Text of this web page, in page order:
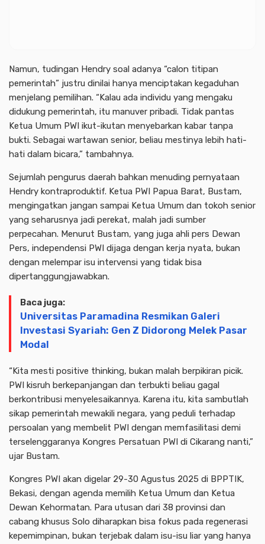
Namun, tudingan Hendry soal adanya “calon titipan
pemerintah” justru dinilai hanya menciptakan kegaduhan
menjelang pemilihan. “Kalau ada individu yang mengaku
didukung pemerintah, itu manuver pribadi. Tidak pantas
Ketua Umum PWI ikut-ikutan menyebarkan kabar tanpa
bukti. Sebagai wartawan senior, beliau mestinya lebih hati-
hati dalam bicara,” tambahnya.
Sejumlah pengurus daerah bahkan menuding pernyataan
Hendry kontraproduktif. Ketua PWI Papua Barat, Bustam,
mengingatkan jangan sampai Ketua Umum dan tokoh senior
yang seharusnya jadi perekat, malah jadi sumber
perpecahan. Menurut Bustam, yang juga ahli pers Dewan
Pers, independensi PWI dijaga dengan kerja nyata, bukan
dengan melempar isu intervensi yang tidak bisa
dipertanggungjawabkan.
Baca juga:
Universitas Paramadina Resmikan Galeri
Investasi Syariah: Gen Z Didorong Melek Pasar
Modal
“Kita mesti positive thinking, bukan malah berpikiran picik.
PWI kisruh berkepanjangan dan terbukti beliau gagal
berkontribusi menyelesaikannya. Karena itu, kita sambutlah
sikap pemerintah mewakili negara, yang peduli terhadap
persoalan yang membelit PWI dengan memfasilitasi demi
terselenggaranya Kongres Persatuan PWI di Cikarang nanti,”
ujar Bustam.
Kongres PWI akan digelar 29-30 Agustus 2025 di BPPTIK,
Bekasi, dengan agenda memilih Ketua Umum dan Ketua
Dewan Kehormatan. Para utusan dari 38 provinsi dan
cabang khusus Solo diharapkan bisa fokus pada regenerasi
kepemimpinan, bukan terjebak dalam isu-isu liar yang hanya